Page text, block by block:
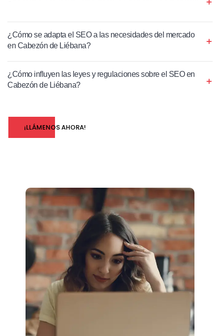
¿Cómo se adapta el SEO a las necesidades del mercado
en Cabezón de Liébana?
¿Cómo influyen las leyes y regulaciones sobre el SEO en
Cabezón de Liébana?
¡LLÁMENOS AHORA!